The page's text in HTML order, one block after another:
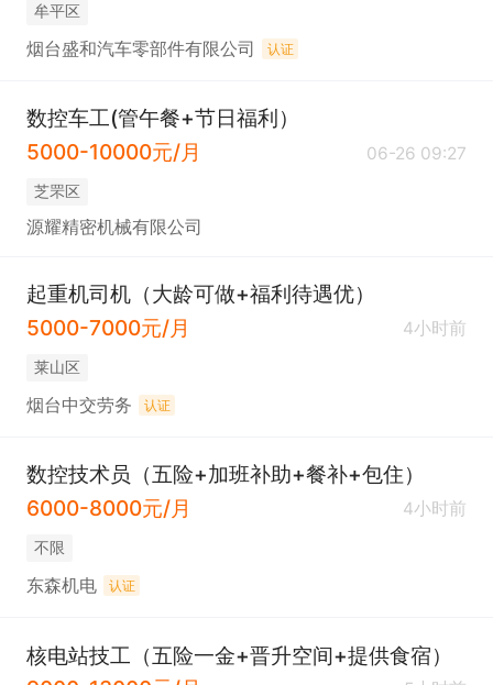
牟平区
烟台盛和汽车零部件有限公司 认证
数控车工(管午餐+节日福利）
5000-10000元/月
06-26 09:27
芝罘区
源耀精密机械有限公司
起重机司机（大龄可做+福利待遇优）
5000-7000元/月
4小时前
莱山区
烟台中交劳务 认证
数控技术员（五险+加班补助+餐补+包住）
6000-8000元/月
4小时前
不限
东森机电 认证
核电站技工（五险一金+晋升空间+提供食宿）